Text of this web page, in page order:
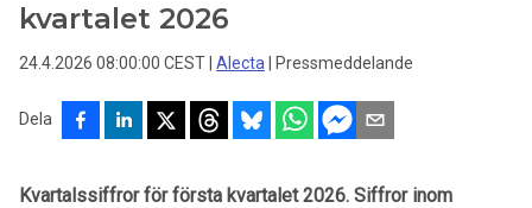
kvartalet 2026
24.4.2026 08:00:00 CEST Alecta Pressmeddelande
Dela
Kvartalssiffror för första kvartalet 2026. Siffror inom